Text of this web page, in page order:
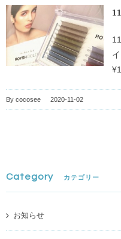
By cocosee 2020-11-02
Category カテゴリー
お知らせ